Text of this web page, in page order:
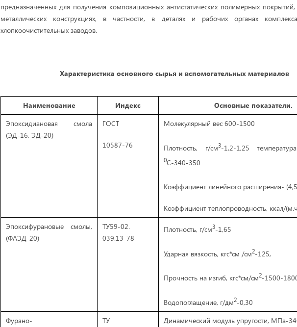
предназначенных для получения композиционных антистатических полимерных
металлических конструкциях, в частности, в деталях и рабочих органах
хлопкоочистительных заводов.
Характеристика основного сырья и вспомогательных материалов
Наименование Индекс
Основные показатели.
Эпоксидиановая смола
(ЭД-16, ЭД-20)
ГОСТ
10587-76
Молекулярный вес 600-1500
Плотность, г/см3-1,2-1,25
0С-340-350
Коэффициент линейного расширения-
Коэффициент теплопроводность, ккал/
Эпоксифурановые смолы,
(ФАЭД-20)
ТУ59-02.
039.13-78
Плотность, г/см3-1,65
Ударная вязкость, кгс*см /см2-125,
Прочность на изгиб, кгс*см/см2-1500-
Водопоглащение, г/дм2-0,30
Фурано-
ТУ Динамический модуль упругости, МПа-